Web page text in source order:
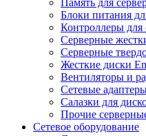
Память для
Блоки питания
Контроллеры для
Серверные
Серверные
Жесткие диски
Вентиляторы и
Сетевые
Салазки для
Прочие
Сетевое оборудование